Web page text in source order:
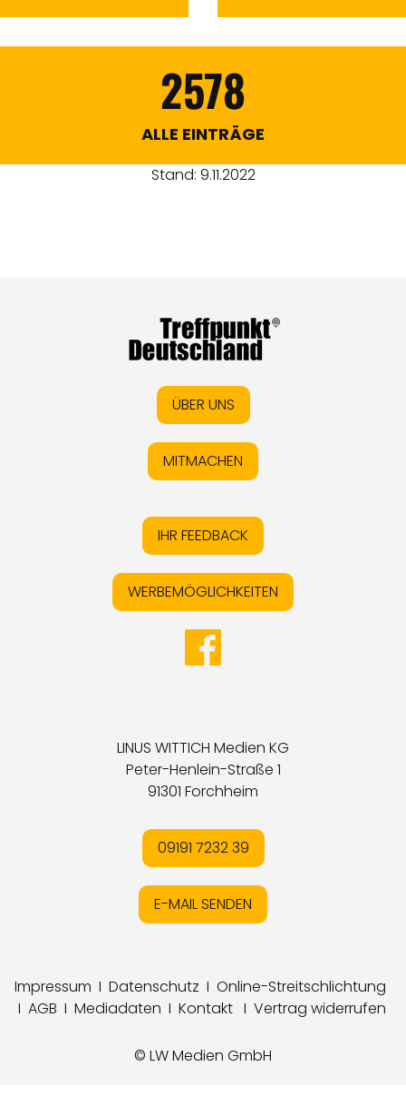
2578
ALLE EINTRÄGE
Stand: 9.11.2022
ÜBER UNS
MITMACHEN
IHR FEEDBACK
WERBEMÖGLICHKEITEN
LINUS WITTICH Medien KG
Peter-Henlein-Straße 1
91301 Forchheim
09191 7232 39
E-MAIL SENDEN
Impressum I Datenschutz I Online-Streitschlichtung
I AGB I Mediadaten I Kontakt I Vertrag widerrufen
© LW Medien GmbH